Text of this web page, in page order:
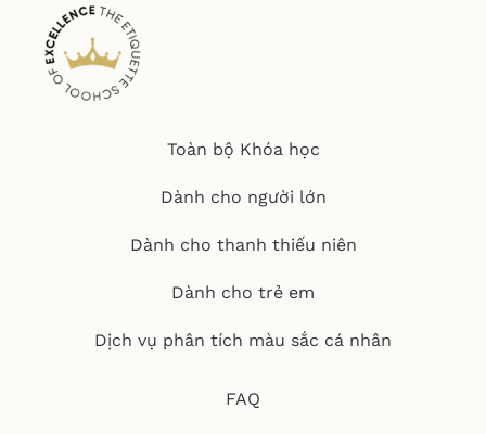
Toàn bộ Khóa học
Dành cho người lớn
Dành cho thanh thiếu niên
Dành cho trẻ em
Dịch vụ phân tích màu sắc cá nhân
FAQ